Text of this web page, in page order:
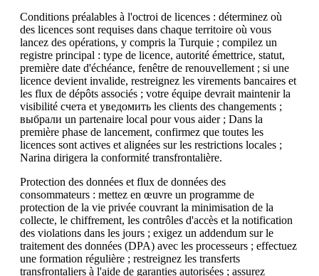
Conditions préalables à l'octroi de licences : déterminez où
des licences sont requises dans chaque territoire où vous
lancez des opérations, y compris la Turquie ; compilez un
registre principal : type de licence, autorité émettrice, statut,
première date d'échéance, fenêtre de renouvellement ; si une
licence devient invalide, restreignez les virements bancaires et
les flux de dépôts associés ; votre équipe devrait maintenir la
visibilité счета et уведомить les clients des changements ;
выбрали un partenaire local pour vous aider ; Dans la
première phase de lancement, confirmez que toutes les
licences sont actives et alignées sur les restrictions locales ;
Narina dirigera la conformité transfrontalière.
Protection des données et flux de données des
consommateurs : mettez en œuvre un programme de
protection de la vie privée couvrant la minimisation de la
collecte, le chiffrement, les contrôles d'accès et la notification
des violations dans les jours ; exigez un addendum sur le
traitement des données (DPA) avec les processeurs ; effectuez
une formation régulière ; restreignez les transferts
transfrontaliers à l'aide de garanties autorisées ; assurez